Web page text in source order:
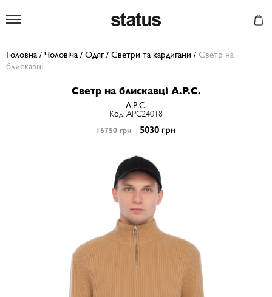
Головна / Чоловіча / Одяг/ Светри та кардигани / Светр на
блискавці
Светр на блискавці A.P.C.
A.P.C.
Код: APC24018
16750 грн 5030 грн